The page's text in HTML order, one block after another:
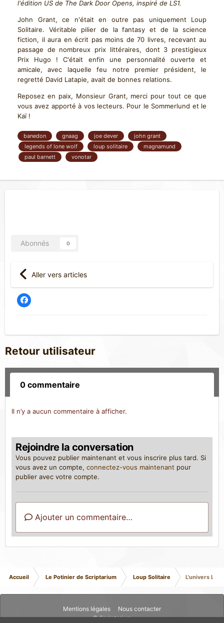
l'édition US de The Dark Door Opens, inspiré de LS1.
John Grant, ce n'était en outre pas uniquement Loup
Solitaire. Véritable pilier de la fantasy et de la science
fiction, il aura en écrit pas moins de 70 livres, recevant au
passage de nombreux prix littéraires, dont 3 prestigieux
Prix Hugo ! C'était enfin une personnalité ouverte et
amicale, avec laquelle feu notre premier président, le
regretté David Latapie, avait de bonnes relations.
Reposez en paix, Monsieur Grant, merci pour tout ce que
vous avez apporté à vos lecteurs. Pour le Sommerlund et le
Kaï !
banedon gnaag joe dever
john grant
legends of lone wolf
loup solitaire
magnamund
paul barnett
vonotar
Abonnés 0
Aller vers articles
Retour utilisateur
0 commentaire
Il n’y a aucun commentaire à afficher.
Rejoindre la conversation
Vous pouvez publier maintenant et vous inscrire plus tard. Si
vous avez un compte, connectez-vous maintenant pour
publier avec votre compte.
Ajouter un commentaire…
Accueil Le Potinier de Scriptarium Loup Solitaire L'univers
Mentions légales
Nous contacter
© Scriptarium